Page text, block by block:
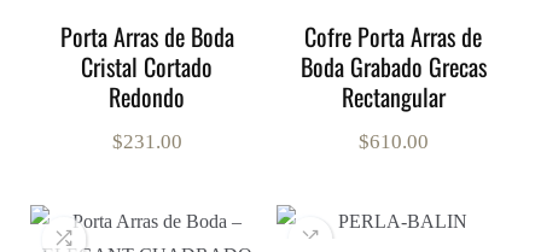
Porta Arras de Boda
Cristal Cortado
Redondo
$231.00
Cofre Porta Arras de
Boda Grabado Grecas
Rectangular
$610.00